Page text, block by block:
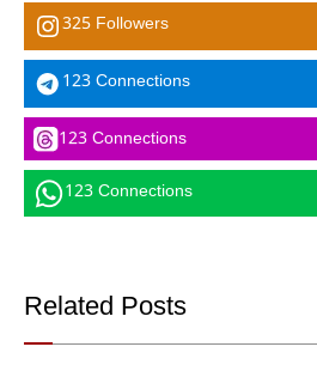
325 Followers
123 Connections
123 Connections
123 Connections
Related Posts